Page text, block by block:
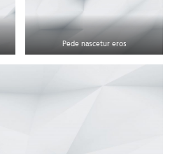
Pede nascetur eros